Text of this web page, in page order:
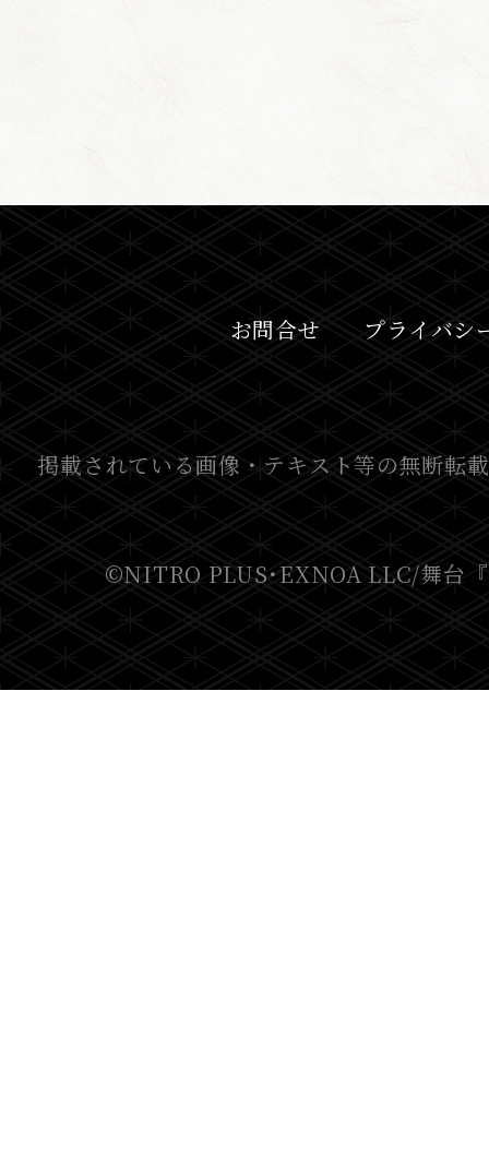
お問合せ プライバシ
掲載されている画像・テキスト等の無断転
©NITRO PLUS･EXNOA LLC/舞台